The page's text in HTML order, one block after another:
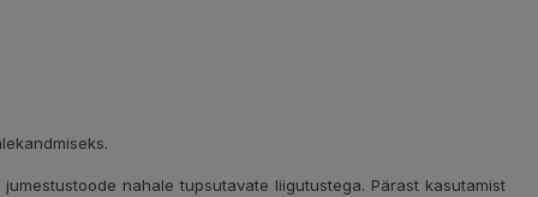
nahale tupsutavate liigutustega. Pärast kasutamist